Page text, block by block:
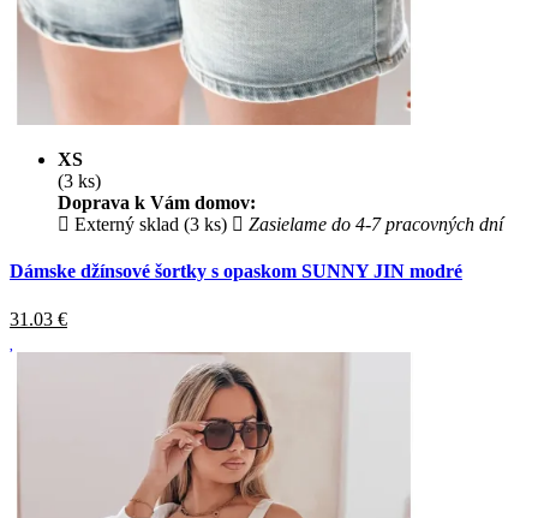
XS
(3 ks)
Doprava k Vám domov:
Externý sklad (3 ks)
Zasielame do 4-7 pracovných dní
Dámske džínsové šortky s opaskom SUNNY JIN modré
31.03 €